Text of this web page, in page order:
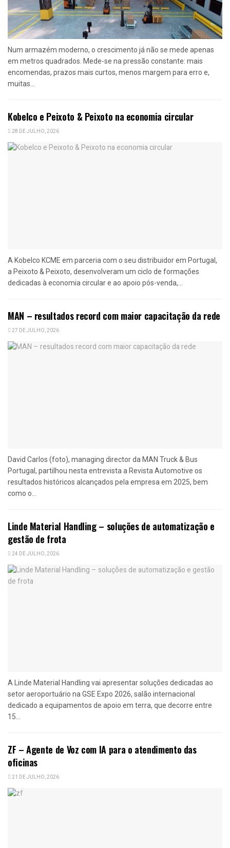
Num armazém moderno, o crescimento já não se mede apenas
em metros quadrados. Mede-se na pressão constante: mais
encomendas, prazos mais curtos, menos margem para erro e,
muitas...
Kobelco e Peixoto & Peixoto na economia circular
28 DE JULHO, 2026
A Kobelco KCME em parceria com o seu distribuidor em Portugal,
a Peixoto & Peixoto, desenvolveram um ciclo de formações
dedicadas à economia circular e ao apoio pós-venda,...
MAN – resultados record com maior capacitação da rede
27 DE JULHO, 2026
David Carlos (foto), managing director da MAN Truck & Bus
Portugal, partilhou nesta entrevista a Revista Automotive os
resultados históricos alcançados pela empresa em 2025, bem
como o...
Linde Material Handling – soluções de automatização e
gestão de frota
24 DE JULHO, 2026
A Linde Material Handling vai apresentar soluções dedicadas ao
setor aeroportuário na GSE Expo 2026, salão internacional
dedicado a equipamentos de apoio em terra, que decorre entre
15...
ZF – Agente de Voz com IA para o atendimento das
oficinas
21 DE JULHO, 2026